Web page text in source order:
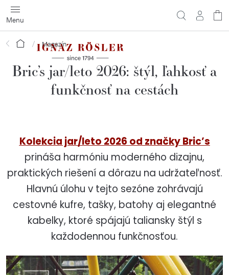
Prejsť
na
obsah
Domov Magazín
Bric’s jar/leto 2026: štýl, ľahkosť a
funkčnosť na cestách
Kolekcia jar/leto 2026 od značky Bric’s
prináša harmóniu moderného dizajnu,
praktických riešení a dôrazu na udržateľnosť.
Hlavnú úlohu v tejto sezóne zohrávajú
cestovné kufre, tašky, batohy aj elegantné
kabelky, ktoré spájajú taliansky štýl s
každodennou funkčnosťou.